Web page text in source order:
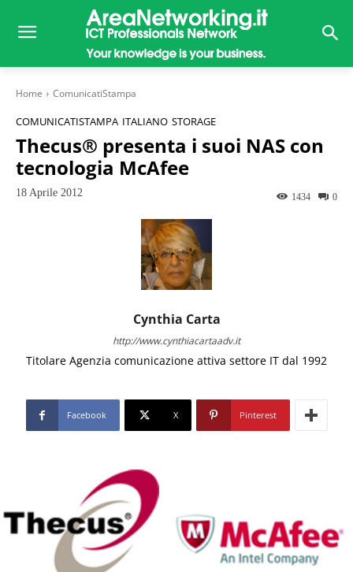
Home ComunicatiStampa
COMUNICATISTAMPA ITALIANO STORAGE
Thecus® presenta i suoi NAS con
tecnologia McAfee
18 Aprile 2012 0
1434
Cynthia Carta
http://www.cynthiacartaadv.it
Titolare Agenzia comunicazione attiva settore IT dal 1992
Facebook X Pinterest